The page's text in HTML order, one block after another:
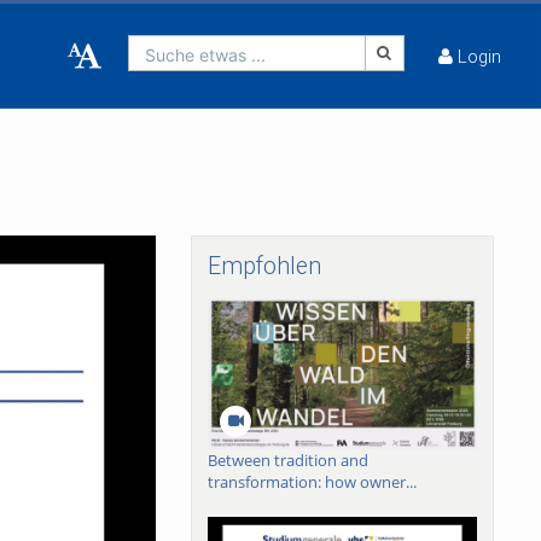
Suche etwas ... Login
Empfohlen
Between tradition and
transformation: how owner...